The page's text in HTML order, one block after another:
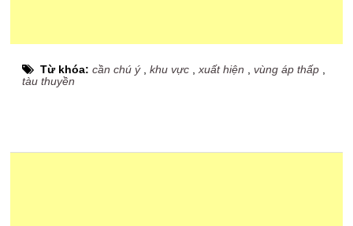
Từ khóa:cần chú ý,khu vực ,xuất hiện ,vùng áp thấp
tàu thuyền